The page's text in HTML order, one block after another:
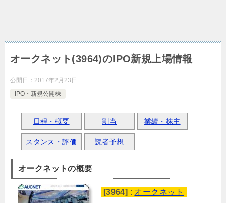
オークネット(3964)のIPO新規上場情報
公開日： 2017年2月23日
IPO・新規公開株
日程・概要 割当 業績・株主
スタンス・評価 読者予想
オークネットの概要
[3964] : オークネット